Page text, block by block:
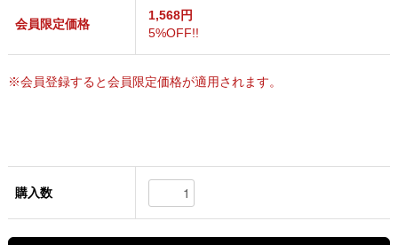
会員限定価格
1,568円
5%OFF!!
※会員登録すると会員限定価格が適用されます。
購入数